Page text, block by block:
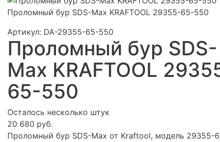
Проломный бур SDS-Max KRAFTOOL 29355-65-550
Артикул: DA-29355-65-550
Проломный бур SDS-
Max KRAFTOOL
65-550
Осталось несколько штук
20 680 руб.
Проломный бур SDS-Max от Kraftool, модель 29355-